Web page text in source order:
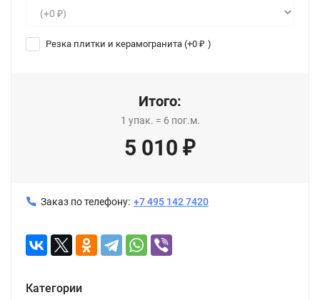
Резка плитки и керамогранита (+0 ₽ )
Итого:
1 упак. = 6 пог.м.
5 010 ₽
Заказ по телефону: +7 495 142 7420
Категории